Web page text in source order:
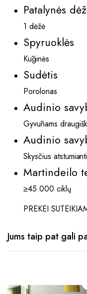
Patalynės
1 dėžė
Spyruoklės
Kūginės
Sudėtis
Porolonas
Audinio
Gyvūnams
Audinio
Skysčius
Martindeilo
≥45 000 ciklų
PREKEI
Jums taip pat gali